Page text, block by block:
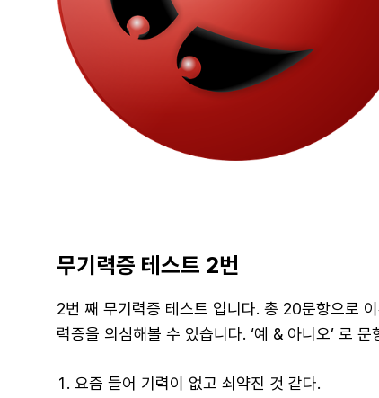
무기력증 테스트 2번
2번 째 무기력증 테스트 입니다. 총 20문항으로
력증을 의심해볼 수 있습니다. ‘예 & 아니오’ 로
요즘 들어 기력이 없고 쇠약진 것 같다.